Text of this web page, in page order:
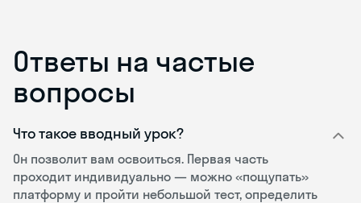
Ответы на частые
вопросы
Что такое вводный урок?
Он позволит вам освоиться. Первая часть
проходит индивидуально — можно «пощупать»
платформу и пройти небольшой тест, определить